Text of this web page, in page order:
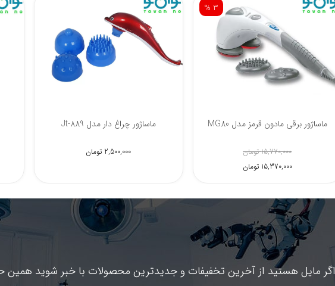
ماساژور چراغ دار مدل Jt-889
2,500,000 تومان
% 3
ماساژور برقی مادون قرمز مدل MG80
15,770,000 تومان
15,370,000 تومان
اگر مایل هستید از آخرین تخفیفات و جدیدترین محصولات با خبر شوید همین